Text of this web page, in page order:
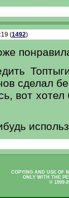
(1492)
сделал
вот
COPYING AND USE OF
ONLY WITH THE
© 1999-